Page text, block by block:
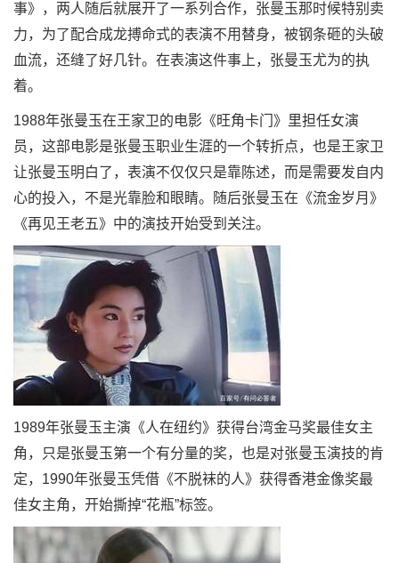
事》，两人随后就展开了一系列合作，张曼玉那时候特别卖
力，为了配合成龙搏命式的表演不用替身，被钢条砸的头破
血流，还缝了好几针。在表演这件事上，张曼玉尤为的执
着。
1988年张曼玉在王家卫的电影《旺角卡门》里担任女演
员，这部电影是张曼玉职业生涯的一个转折点，也是王家卫
让张曼玉明白了，表演不仅仅只是靠陈述，而是需要发自内
心的投入，不是光靠脸和眼睛。随后张曼玉在《流金岁月》
《再见王老五》中的演技开始受到关注。
1989年张曼玉主演《人在纽约》获得台湾金马奖最佳女主
角，只是张曼玉第一个有分量的奖，也是对张曼玉演技的肯
定，1990年张曼玉凭借《不脱袜的人》获得香港金像奖最
佳女主角，开始撕掉“花瓶”标签。